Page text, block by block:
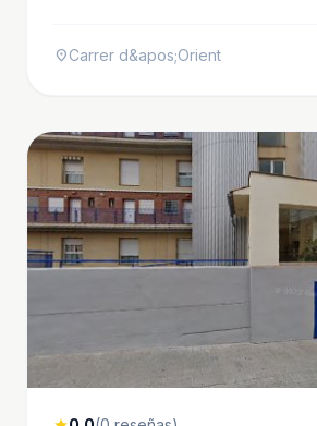
location_onCarrer d&apos;Orient